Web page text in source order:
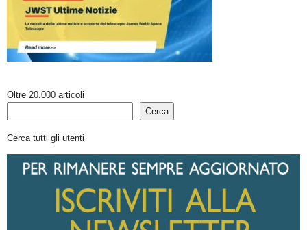
Oltre 20.000 articoli
Cerca
Cerca tutti gli utenti